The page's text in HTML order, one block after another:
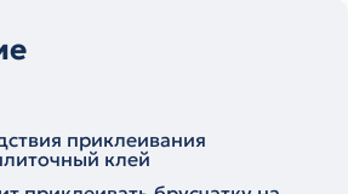
приклеивания
клей